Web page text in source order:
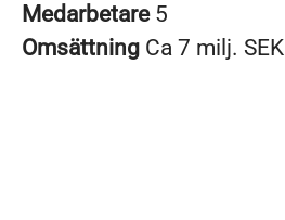
Medarbetare 5
Omsättning Ca 7 milj. SEK